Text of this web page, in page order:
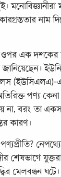
মনোবিজ্ঞানীরা
নাম
এক দশকের
(ইউসিএলএ)-
পণ্য কেনা
না, বরং তা
কারণ।
শেষভাগে
মেলবন্ধন